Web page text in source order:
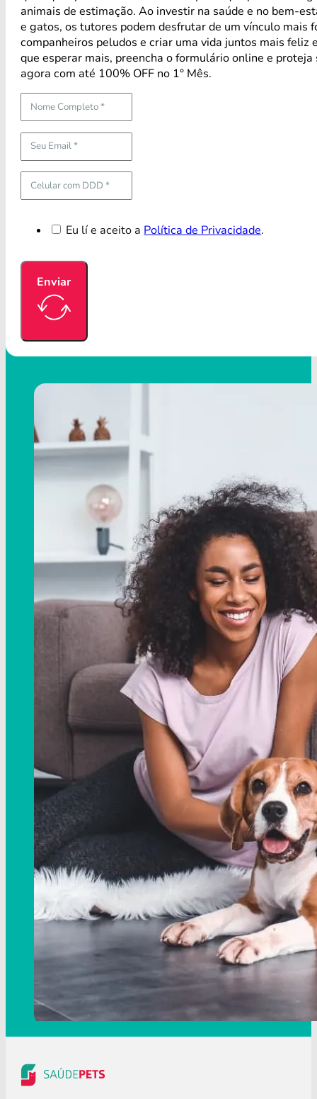
animais de estimação. Ao investir na saúde e no bem-
e gatos, os tutores podem desfrutar de um vínculo mais
companheiros peludos e criar uma vida juntos mais feliz
que esperar mais, preencha o formulário online e proteja
agora com até 100% OFF no 1° Mês.
Eu lí e aceito a Política de Privacidade.
Enviar